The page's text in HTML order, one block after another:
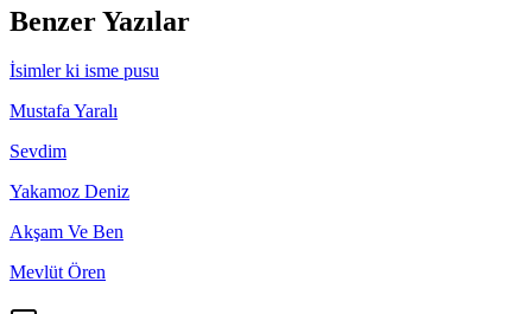
Benzer Yazılar
İsimler ki isme pusu
Mustafa Yaralı
Sevdim
Yakamoz Deniz
Akşam Ve Ben
Mevlüt Ören